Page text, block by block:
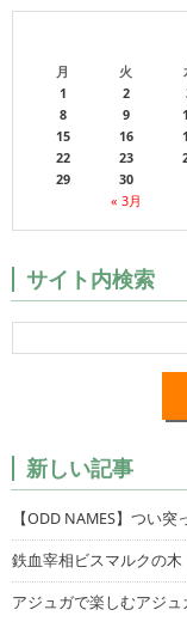
月
火
« 3月
1 2
8
9
15
16
22
23
29
30
サイト内検索
新しい記事
【ODD NAMES】つい
鉄血宰相ビスマルクの木
アジュガで楽しむアジュ